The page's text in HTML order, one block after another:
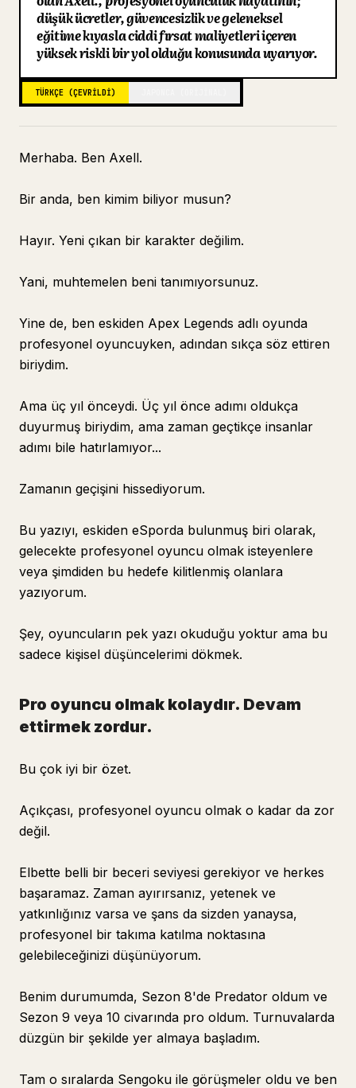
Blog
Güncellemeler
düşük ücretler, güvencesizlik ve geleneksel
eğitime kıyasla ciddi fırsat maliyetleri içeren
yüksek riskli bir yol olduğu konusunda uyarıyor.
TÜRKÇE (ÇEVRILDI)
Merhaba. Ben Axell.
Bir anda, ben kimim biliyor musun?
Hayır. Yeni çıkan bir karakter değilim.
Yani, muhtemelen beni tanımıyorsunuz.
Yine de, ben eskiden Apex Legends adlı oyunda
profesyonel oyuncuyken, adından sıkça söz ettiren
biriydim.
Ama üç yıl önceydi. Üç yıl önce adımı oldukça
duyurmuş biriydim, ama zaman geçtikçe insanlar
adımı bile hatırlamıyor...
Zamanın geçişini hissediyorum.
Bu yazıyı, eskiden eSporda bulunmuş biri olarak,
gelecekte profesyonel oyuncu olmak isteyenlere
veya şimdiden bu hedefe kilitlenmiş olanlara
yazıyorum.
Şey, oyuncuların pek yazı okuduğu yoktur ama bu
sadece kişisel düşüncelerimi dökmek.
Pro oyuncu olmak kolaydır. Devam
ettirmek zordur.
Bu çok iyi bir özet.
Açıkçası, profesyonel oyuncu olmak o kadar da zor
değil.
Elbette belli bir beceri seviyesi gerekiyor ve herkes
başaramaz. Zaman ayırırsanız, yetenek ve
yatkınlığınız varsa ve şans da sizden yanaysa,
profesyonel bir takıma katılma noktasına
gelebileceğinizi düşünüyorum.
Benim durumumda, Sezon 8'de Predator oldum ve
Sezon 9 veya 10 civarında pro oldum. Turnuvalarda
düzgün bir şekilde yer almaya başladım.
Tam o sıralarda Sengoku ile görüşmeler oldu ve ben